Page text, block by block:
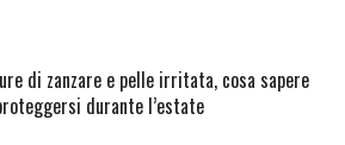
di zanzare e pelle irritata, cosa sapere
durante l’estate